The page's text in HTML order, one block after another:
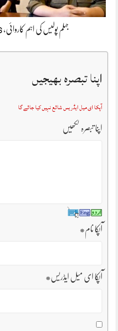
جہلم پولیس کی اہم کاروائی، 16 سالہ مغویہ بازیاب
اپنا تبصرہ بھیجیں
آپکا ای میل ایڈریس شائع نہیں کیا جائے گا
اپنا تبصرہ لکھیں
آپکا نام*
آپکا ای میل ایڈریس*